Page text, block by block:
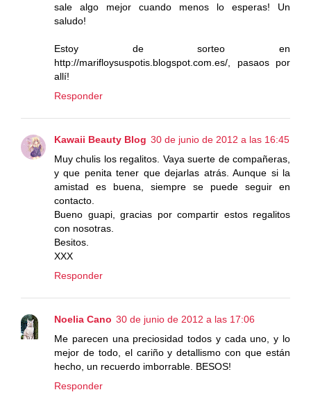
sale algo mejor cuando menos lo esperas! Un
saludo!
Estoy de sorteo en
http://marifloysuspotis.blogspot.com.es/, pasaos por
allí!
Responder
Kawaii Beauty Blog 30 de junio de 2012 a las 16:45
Muy chulis los regalitos. Vaya suerte de compañeras,
y que penita tener que dejarlas atrás. Aunque si la
amistad es buena, siempre se puede seguir en
contacto.
Bueno guapi, gracias por compartir estos regalitos
con nosotras.
Besitos.
XXX
Responder
Noelia Cano 30 de junio de 2012 a las 17:06
Me parecen una preciosidad todos y cada uno, y lo
mejor de todo, el cariño y detallismo con que están
hecho, un recuerdo imborrable. BESOS!
Responder